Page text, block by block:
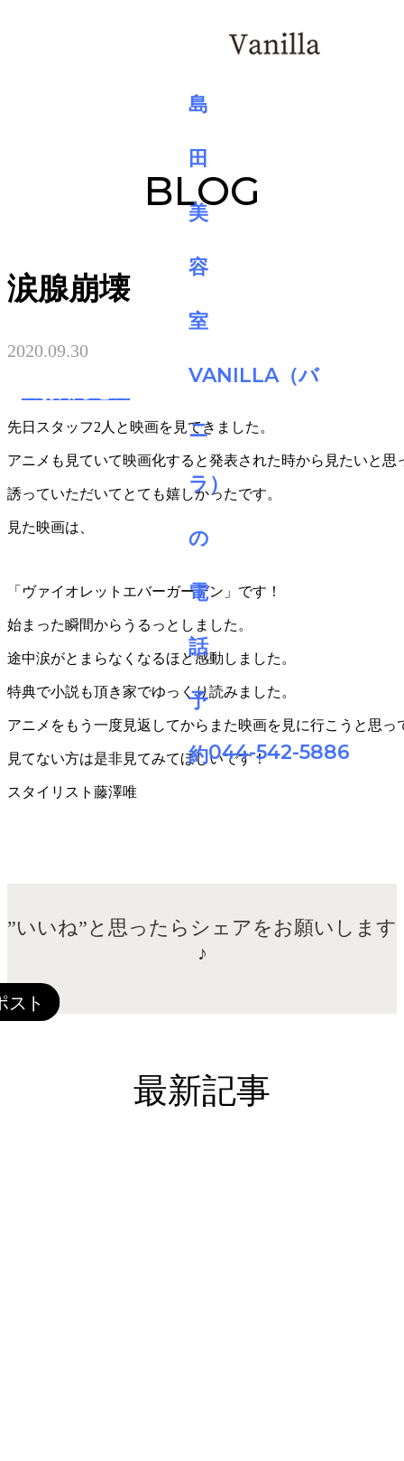
044-542-5886
BLOG
涙腺崩壊
2020.09.30
先日スタッフ2人と映画を見てきました。
アニメも見ていて映画化すると発表された時から見たいと思
誘っていただいてとても嬉しかったです。
見た映画は、
「ヴァイオレットエバーガーデン」です！
始まった瞬間からうるっとしました。
途中涙がとまらなくなるほど感動しました。
特典で小説も頂き家でゆっくり読みました。
アニメをもう一度見返してからまた映画を見に行こうと思っ
見てない方は是非見てみてほしいです！
スタイリスト藤澤唯
”いいね”と思ったらシェアをお願いします
♪
最新記事